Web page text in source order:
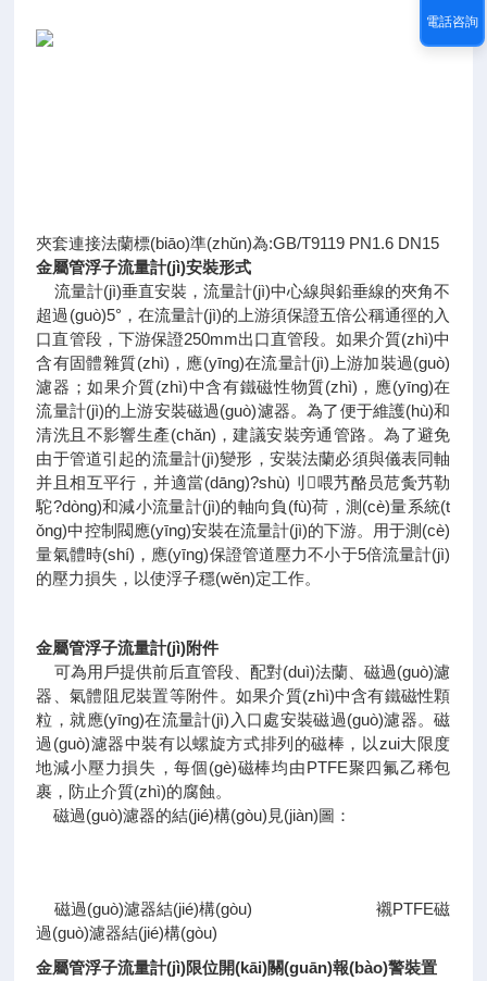
夾套連接法蘭標(biāo)準(zhǔn)為:GB/T9119 PN1.6 DN15
金屬管浮子流量計(jì)安裝形式
流量計(jì)垂直安裝，流量計(jì)中心線與鉛垂線的夾角不
超過(guò)5°，在流量計(jì)的上游須保證五倍公稱通徑的入
口直管段，下游保證250mm出口直管段。如果介質(zhì)中
含有固體雜質(zhì)，應(yīng)在流量計(jì)上游加裝過(guò)
濾器；如果介質(zhì)中含有鐵磁性物質(zhì)，應(yīng)在
流量計(jì)的上游安裝磁過(guò)濾器。為了便于維護(hù)和
清洗且不影響生產(chǎn)，建議安裝旁通管路。為了避免
由于管道引起的流量計(jì)變形，安裝法蘭必須與儀表同軸
并且相互平行，并適當(dāng)?shù)刂喂艿酪员苊夤艿勒
駝?dòng)和減小流量計(jì)的軸向負(fù)荷，測(cè)量系統(t
ǒng)中控制閥應(yīng)安裝在流量計(jì)的下游。用于測(cè)
量氣體時(shí)，應(yīng)保證管道壓力不小于5倍流量計(jì)
的壓力損失，以使浮子穩(wěn)定工作。
金屬管浮子流量計(jì)附件
可為用戶提供前后直管段、配對(duì)法蘭、磁過(guò)濾
器、氣體阻尼裝置等附件。如果介質(zhì)中含有鐵磁性顆
粒，就應(yīng)在流量計(jì)入口處安裝磁過(guò)濾器。磁
過(guò)濾器中裝有以螺旋方式排列的磁棒，以zui大限度
地減小壓力損失，每個(gè)磁棒均由PTFE聚四氟乙稀包
裹，防止介質(zhì)的腐蝕。
磁過(guò)濾器的結(jié)構(gòu)見(jiàn)圖：
磁過(guò)濾器結(jié)構(gòu) 襯PTFE磁
過(guò)濾器結(jié)構(gòu)
金屬管浮子流量計(jì)限位開(kāi)關(guān)報(bào)警裝置
電話咨詢